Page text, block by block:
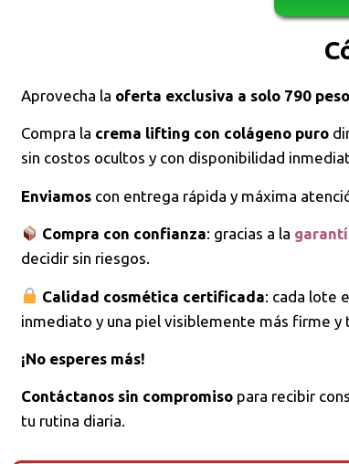
Aprovecha la oferta exclusiva a solo 790
Compra la crema lifting con colágeno puro
sin costos ocultos y con disponibilidad
Enviamos con entrega rápida y máxima
Compra con confianza: gracias a la
decidir sin riesgos.
Calidad cosmética certificada: cada lote
inmediato y una piel visiblemente más firme y
¡No esperes más!
Contáctanos sin compromiso para recibir
tu rutina diaria.